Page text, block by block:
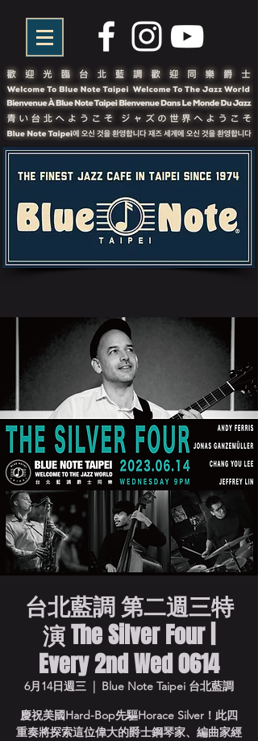
台北藍調 第二週三特
演 The Silver Four |
Every 2nd Wed 0614
6月14日週三
  |
Blue Note Taipei 台北藍調
慶祝美國Hard-Bop先驅Horace Silver！此四
重奏將探索這位偉大的爵士鋼琴家、編曲家經